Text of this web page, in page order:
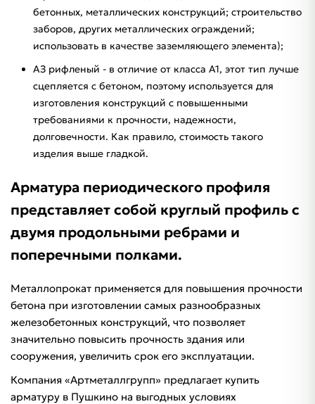
бетонных, металлических конструкций; строительство
заборов, других металлических ограждений;
использовать в качестве заземляющего элемента);
АЗ рифленый - в отличие от класса А1, этот тип лучше
сцепляется с бетоном, поэтому используется для
изготовления конструкций с повышенными
требованиями к прочности, надежности,
долговечности. Как правило, стоимость такого
изделия выше гладкой.
Арматура периодического профиля
представляет собой круглый профиль с
двумя продольными ребрами и
поперечными полками.
Металлопрокат применяется для повышения прочности
бетона при изготовлении самых разнообразных
железобетонных конструкций, что позволяет
значительно повысить прочность здания или
сооружения, увеличить срок его эксплуатации.
Компания «Артметаллгрупп» предлагает купить
арматуру в Пушкино на выгодных условиях